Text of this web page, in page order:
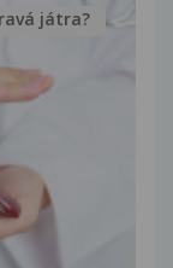
játra?